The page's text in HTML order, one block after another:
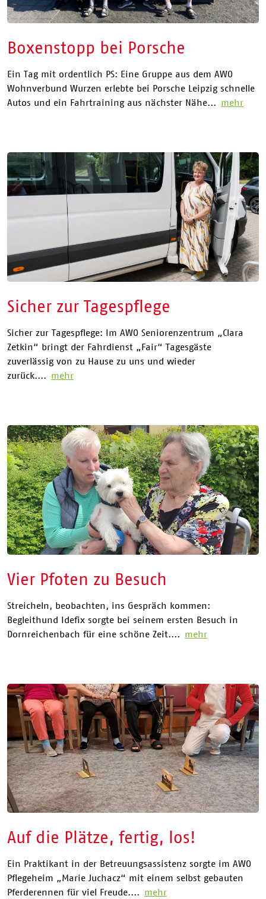
Boxenstopp bei Porsche
Ein Tag mit ordentlich PS: Eine Gruppe aus dem AWO
Wohnverbund Wurzen erlebte bei Porsche Leipzig schnelle
Autos und ein Fahrtraining aus nächster Nähe... mehr
Sicher zur Tagespflege
Sicher zur Tagespflege: Im AWO Seniorenzentrum „Clara
Zetkin“ bringt der Fahrdienst „Fair“ Tagesgäste
zuverlässig von zu Hause zu uns und wieder
zurück.... mehr
Vier Pfoten zu Besuch
Streicheln, beobachten, ins Gespräch kommen:
Begleithund Idefix sorgte bei seinem ersten Besuch in
Dornreichenbach für eine schöne Zeit....
mehr
Auf die Plätze, fertig, los!
Ein Praktikant in der Betreuungsassistenz sorgte im AWO
Pflegeheim „Marie Juchacz“ mit einem selbst gebauten
Pferderennen für viel Freude.... mehr